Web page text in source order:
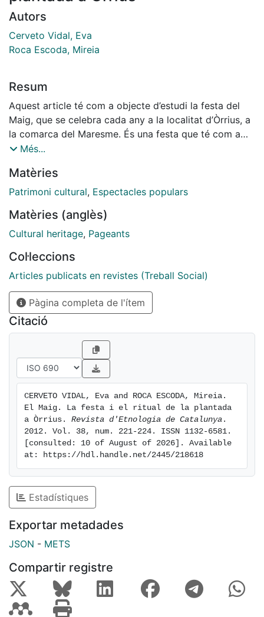
Autors
Cerveto Vidal, Eva
Roca Escoda, Mireia
Resum
Aquest article té com a objecte d’estudi la festa del
Maig, que se celebra cada any a la localitat d’Òrrius, a
la comarca del Maresme. És una festa que té com a
protagonista un arbre de grans dimensions que els
col·lectivament fins a la plaça de la vila, on es planta
de nou. L’arbre es poda i es guarneix per ser icona de
voltant. Aquests tipus de celebracions de caràcter
dendrològic tenen lloc, des de fa molts anys, arreu
els solsticis o els equinoccis.
Més...
Matèries
Patrimoni cultural, Espectacles populars
Matèries (anglès)
Cultural heritage, Pageants
Col·leccions
Articles publicats en revistes (Treball Social)
Pàgina completa de l'ítem
Citació
CERVETO VIDAL, Eva and ROCA ESCODA, Mireia.
El Maig. La festa i el ritual de la plantada
a Òrrius. Revista d'Etnologia de Catalunya .
2012. Vol. 38, num. 221-224. ISSN 1132-6581.
[consulted: 10 of August of 2026]. Available
at: https://hdl.handle.net/2445/218618
Estadístiques
Exportar metadades
JSON - METS
Compartir registre